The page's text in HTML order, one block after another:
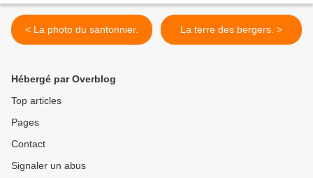
< La photo du santonnier. La terre des bergers. >
Hébergé par Overblog
Top articles
Pages
Contact
Signaler un abus